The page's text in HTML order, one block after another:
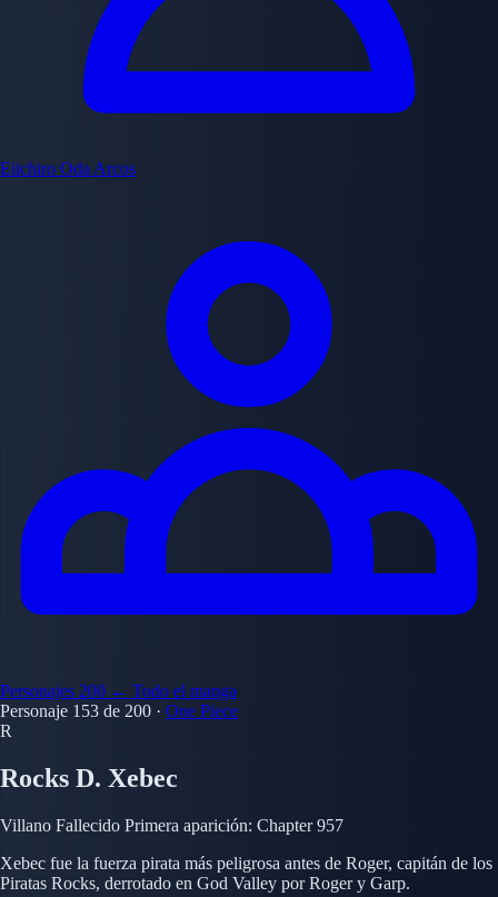
Eiichiro Oda Arcos
Personajes 200 ← Todo el manga
Personaje 153 de 200 · One Piece
R
Rocks D. Xebec
Villano Fallecido Primera aparición: Chapter 957
Xebec fue la fuerza pirata más peligrosa antes de Roger, capitán de los
Piratas Rocks, derrotado en God Valley por Roger y Garp.